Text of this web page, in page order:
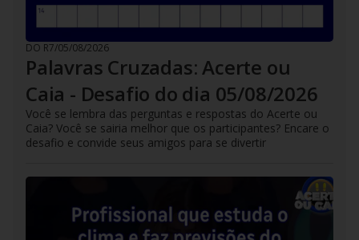
DO R7/05/08/2026
Palavras Cruzadas: Acerte ou
Caia - Desafio do dia 05/08/2026
Você se lembra das perguntas e respostas do Acerte ou
Caia? Você se sairia melhor que os participantes? Encare o
desafio e convide seus amigos para se divertir